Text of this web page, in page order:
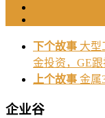
下个故事 大型
金投资，GE跟
上个故事 金属
企业谷